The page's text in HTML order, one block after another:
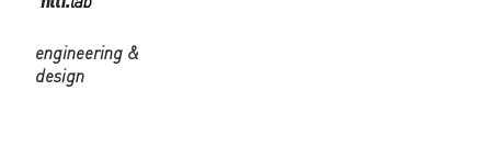
engineering &
design